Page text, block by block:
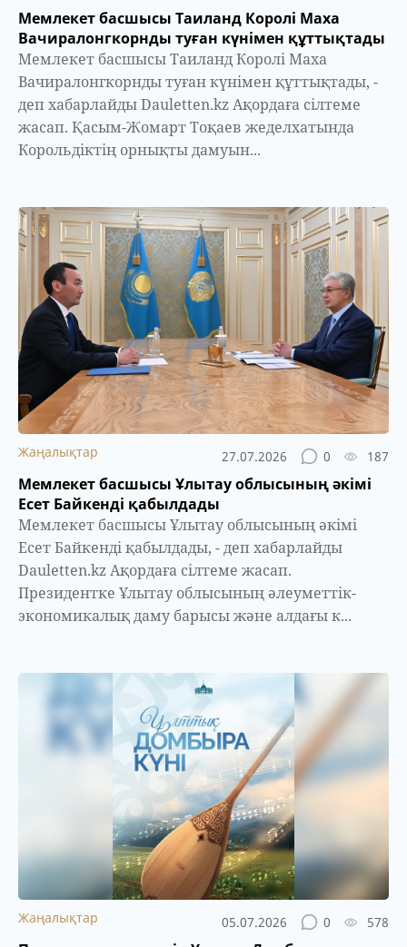
Мемлекет басшысы Таиланд Королі Маха
Вачиралонгкорнды туған күнімен құттықтады
Мемлекет басшысы Таиланд Королі Маха
Вачиралонгкорнды туған күнімен құттықтады, -
деп хабарлайды Dauletten.kz Ақордаға сілтеме
жасап. Қасым-Жомарт Тоқаев жеделхатында
Корольдіктің орнықты дамуын...
Жаңалықтар 27.07.2026 0 187
Мемлекет басшысы Ұлытау облысының әкімі
Есет Байкенді қабылдады
Мемлекет басшысы Ұлытау облысының әкімі
Есет Байкенді қабылдады, - деп хабарлайды
Dauletten.kz Ақордаға сілтеме жасап.
Президентке Ұлытау облысының әлеуметтік-
экономикалық даму барысы және алдағы к...
Жаңалықтар 05.07.2026 0 578